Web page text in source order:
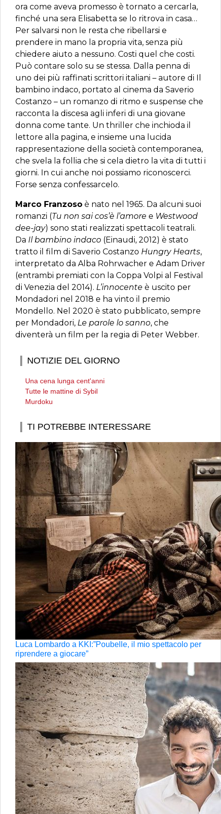
ora come aveva promesso è tornato a cercarla,
finché una sera Elisabetta se lo ritrova in casa…
Per salvarsi non le resta che ribellarsi e
prendere in mano la propria vita, senza più
chiedere aiuto a nessuno. Costi quel che costi.
Può contare solo su se stessa. Dalla penna di
uno dei più raffinati scrittori italiani – autore di Il
bambino indaco, portato al cinema da Saverio
Costanzo – un romanzo di ritmo e suspense che
racconta la discesa agli inferi di una giovane
donna come tante. Un thriller che inchioda il
lettore alla pagina, e insieme una lucida
rappresentazione della società contemporanea,
che svela la follia che si cela dietro la vita di tutti i
giorni. In cui anche noi possiamo riconoscerci.
Forse senza confessarcelo.
Marco Franzoso è nato nel 1965. Da alcuni suoi
romanzi (Tu non sai cos’è l’amore e Westwood
dee-jay) sono stati realizzati spettacoli teatrali.
Da Il bambino indaco (Einaudi, 2012) è stato
tratto il film di Saverio Costanzo Hungry Hearts,
interpretato da Alba Rohrwacher e Adam Driver
(entrambi premiati con la Coppa Volpi al Festival
di Venezia del 2014). L’innocente è uscito per
Mondadori nel 2018 e ha vinto il premio
Mondello. Nel 2020 è stato pubblicato, sempre
per Mondadori, Le parole lo sanno, che
diventerà un film per la regia di Peter Webber.
NOTIZIE DEL GIORNO
Una cena lunga cent'anni
Tutte le mattine di Sybil
Murdoku
TI POTREBBE INTERESSARE
Luca Lombardo a KKI:”Poubelle, il mio spettacolo per
riprendere a giocare”